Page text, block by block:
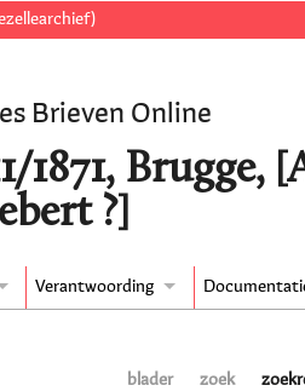
Brieven Online
1871, Brugge,
?]
Verantwoording
blader zoek